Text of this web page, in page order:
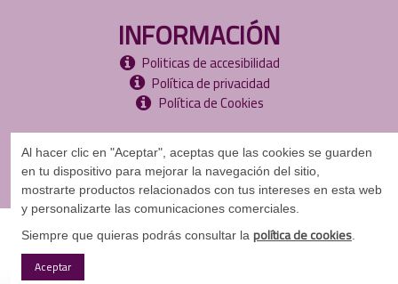
INFORMACIÓN
Politicas de accesibilidad
Política de privacidad
Política de Cookies
Copyright 2024
Al hacer clic en "Aceptar", aceptas que las cookies se guarden
en tu dispositivo para mejorar la navegación del sitio,
mostrarte productos relacionados con tus intereses en esta web
y personalizarte las comunicaciones comerciales.
Siempre que quieras podrás consultar la política de cookies.
Aceptar